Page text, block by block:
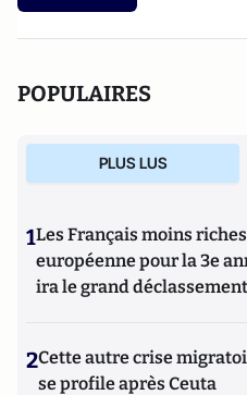
Fattah al-Sissi, le Bonaparte
POPULAIRES
PLUS LUS
1Les Français moins
européenne pour la 3e
ira le grand
2Cette autre crise
se profile après Ceuta